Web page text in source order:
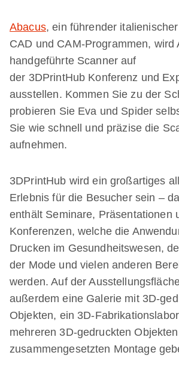
Abacus, ein führender
CAD und CAM-Programmen, wird
handgeführte Scanner auf
der 3DPrintHub Konferenz und
ausstellen. Kommen Sie zu der
probieren Sie Eva und Spider
Sie wie schnell und präzise die
aufnehmen.
3DPrintHub wird ein großartiges
Erlebnis für die Besucher sein –
enthält Seminare, Präsentationen
Konferenzen, welche die
Drucken im Gesundheitswesen,
der Mode und vielen anderen
werden. Auf der
außerdem eine Galerie mit 3D-
Objekten, ein 3D-
mehreren 3D-gedruckten Objekten
zusammengesetzten Montage